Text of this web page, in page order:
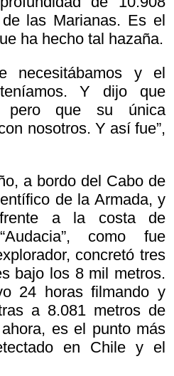
las Marianas. Es el
ha hecho tal hazaña.
necesitábamos y el
Y dijo que
pero que su única
nosotros. Y así fue”,
a bordo del Cabo de
de la Armada, y
a la costa de
como fue
concretó tres
bajo los 8 mil metros.
24 horas filmando y
a 8.081 metros de
es el punto más
en Chile y el